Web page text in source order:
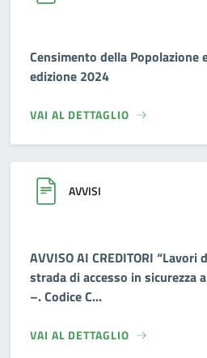
Censimento della Popolazione
edizione 2024
VAI AL DETTAGLIO
AVVISI
AVVISO AI CREDITORI
strada di accesso in sicurezza
–. Codice C...
VAI AL DETTAGLIO